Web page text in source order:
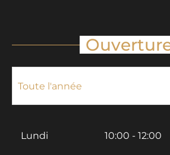
Lundi 10:00 - 12:00